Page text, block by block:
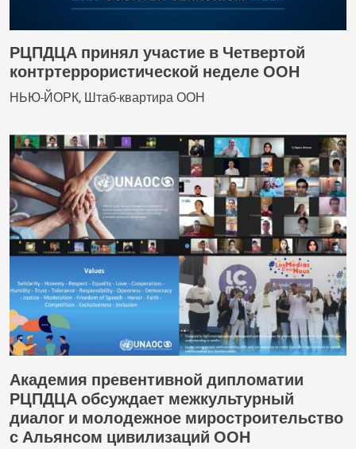
РЦПДЦА принял участие в Четвертой
контртеррористической неделе ООН
НЬЮ-ЙОРК, Штаб-квартира ООН
Академия превентивной дипломатии
РЦПДЦА обсуждает межкультурный
диалог и молодежное миростроительство
с Альянсом цивилизаций ООН